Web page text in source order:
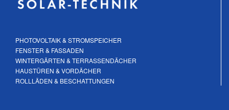
PHOTOVOLTAIK & STROMSPEICHER
FENSTER & FASSADEN
WINTERGÄRTEN & TERRASSENDÄCHER
HAUSTÜREN & VORDÄCHER
ROLLLÄDEN & BESCHATTUNGEN